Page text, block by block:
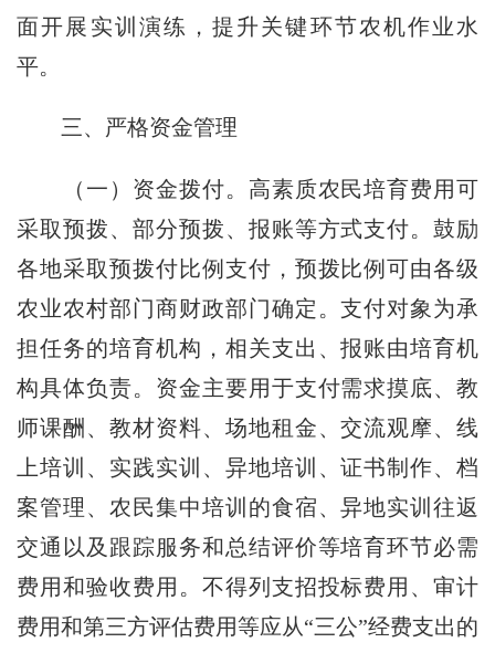
面开展实训演练，提升关键环节农机作业水
平。
三、严格资金管理
（一）资金拨付。 高素质农民培育费用可
采取预拨、部分预拨、报账等方式支付。鼓励
各地采取预拨付比例支付，预拨比例可由各级
农业农村部门商财政部门确定。支付对象为承
担任务的培育机构，相关支出、报账由培育机
构具体负责。资金主要用于支付需求摸底、教
师课酬、教材资料、场地租金、交流观摩、线
上培训、实践实训、异地培训、证书制作、档
案管理、农民集中培训的食宿、异地实训往返
交通以及跟踪服务和总结评价等培育环节必需
费用和验收费用。不得列支招投标费用、审计
费用和第三方评估费用等应从“三公”经费支出的